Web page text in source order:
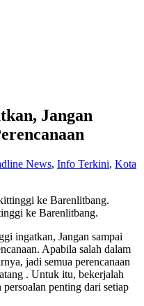
Jangan
News, Info Terkini, Kota
ke Barenlitbang.
ingatkan, Jangan sampai
Apabila salah dalam
jadi semua perencanaan
. Untuk itu, bekerjalah
penting dari setiap